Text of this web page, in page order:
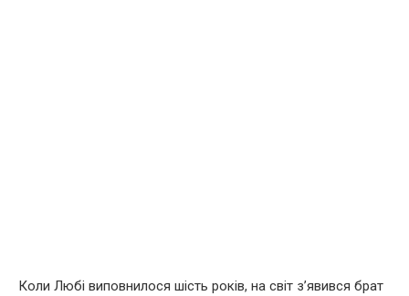
Коли Любі виповнилося шість років, на світ з’явився брат